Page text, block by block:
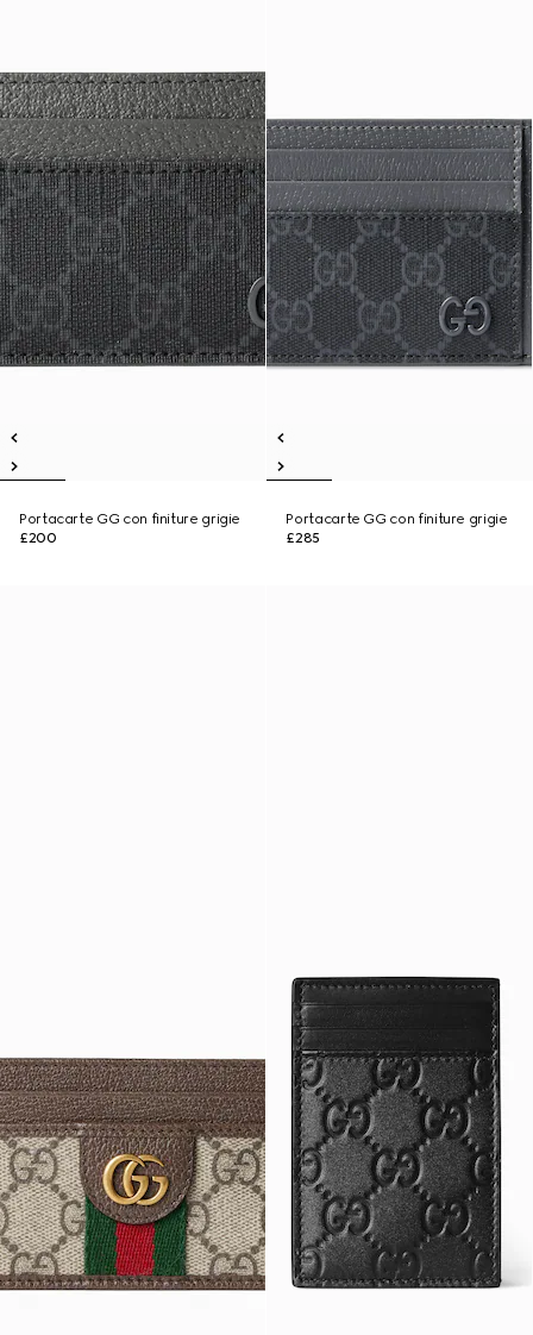
Portacarte GG con finiture grigie
£200
Portacarte GG con finiture grigie
£285